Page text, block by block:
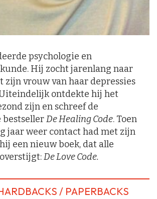
psychologie en
Hij zocht jarenlang naar
zijn vrouw van haar depressies
ontdekte hij het
zijn en schreef de
De Healing Code. Toen
jaar weer contact had met zijn
een nieuw boek, dat alle
De Love Code.
/ PAPERBACKS